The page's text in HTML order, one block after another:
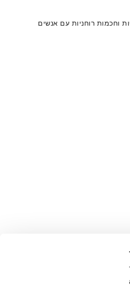
וחכמות רוחניות עם אנשים